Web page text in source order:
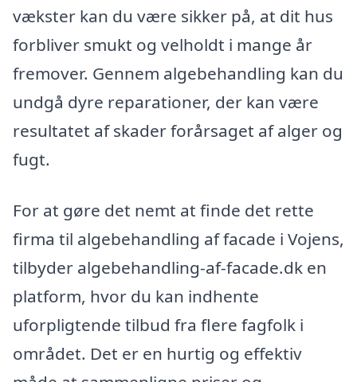
vækster kan du være sikker på, at dit hus
forbliver smukt og velholdt i mange år
fremover. Gennem algebehandling kan du
undgå dyre reparationer, der kan være
resultatet af skader forårsaget af alger og
fugt.
For at gøre det nemt at finde det rette
firma til algebehandling af facade i Vojens,
tilbyder algebehandling-af-facade.dk en
platform, hvor du kan indhente
uforpligtende tilbud fra flere fagfolk i
området. Det er en hurtig og effektiv